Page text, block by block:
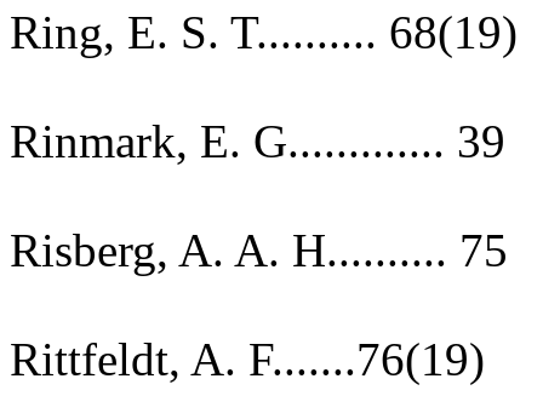
Ring, E. S. T.......... 68(19)
Rinmark, E. G............. 39
Risberg, A. A. H.......... 75
Rittfeldt, A. F.......76(19)